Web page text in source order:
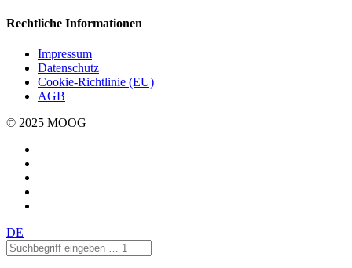
Rechtliche Informationen
Impressum
Datenschutz
Cookie-Richtlinie (EU)
AGB
© 2025 MOOG
DE